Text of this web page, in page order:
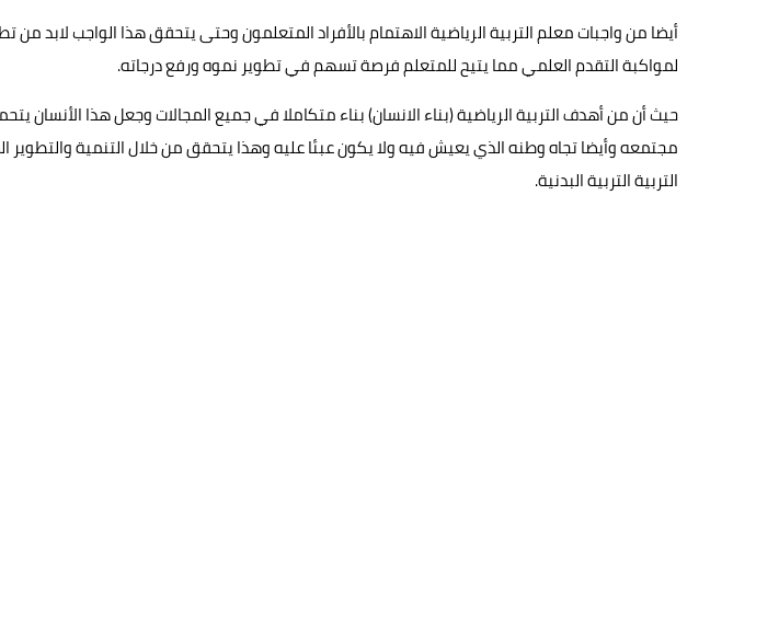
أيضا من واجبات معلم التربية الرياضية الاهتمام بالأفراد المتعلمون وحتى يتحقق هذا الواجب لابد من
لمواكبة التقدم العلمي مما يتيح للمتعلم فرصة تسهم في تطوير نموه ورفع درجاته.
حيث أن من أهدف التربية الرياضية (بناء الانسان) بناء متكاملا في جميع المجالات وجعل هذا الأنسان
مجتمعه وأيضا تجاه وطنه الذي يعيش فيه ولا يكون عبئا عليه وهذا يتحقق من خلال التنمية
التربية التربية البدنية.